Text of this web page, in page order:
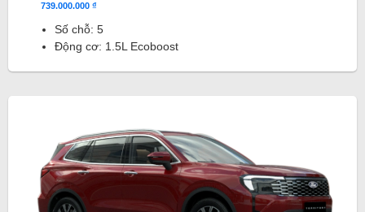
739.000.000 ₫
Số chỗ: 5
Động cơ: 1.5L Ecoboost